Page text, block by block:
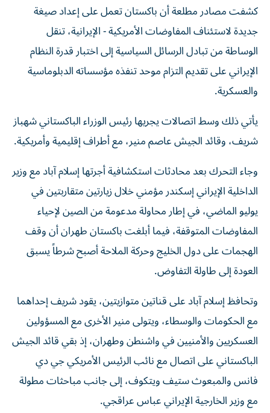
كشفت مصادر مطلعة أن باكستان تعمل على إعداد صيغة
جديدة لاستئناف المفاوضات الأمريكية - الإيرانية، تنقل
الوساطة من تبادل الرسائل السياسية إلى اختبار قدرة النظام
الإيراني على تقديم التزام موحد تنفذه مؤسساته الدبلوماسية
والعسكرية.
يأتي ذلك وسط اتصالات يجريها رئيس الوزراء الباكستاني شهباز
شريف، وقائد الجيش عاصم منير، مع أطراف إقليمية وأمريكية.
وجاء التحرك بعد محادثات استكشافية أجرتها إسلام آباد مع وزير
الداخلية الإيراني إسكندر مؤمني خلال زيارتين متقاربتين في
يوليو الماضي، في إطار محاولة مدعومة من الصين لإحياء
المفاوضات المتوقفة، فيما أبلغت باكستان طهران أن وقف
الهجمات على دول الخليج وحركة الملاحة أصبح شرطاً يسبق
العودة إلى طاولة التفاوض.
وتحافظ إسلام آباد على قناتين متوازيتين، يقود شريف إحداهما
مع الحكومات والوسطاء، ويتولى منير الأخرى مع المسؤولين
العسكريين والأمنيين في واشنطن وطهران، إذ بقي قائد الجيش
الباكستاني على اتصال مع نائب الرئيس الأمريكي جي دي
فانس والمبعوث ستيف ويتكوف، إلى جانب مباحثات مطولة
مع وزير الخارجية الإيراني عباس عراقجي.